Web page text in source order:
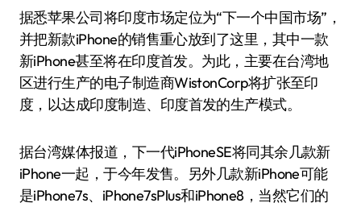
据悉苹果公司将印度市场定位为“下一个中国市场”，
并把新款iPhone的销售重心放到了这里，其中一款
新iPhone甚至将在印度首发。为此，主要在台湾地
区进行生产的电子制造商WistonCorp将扩张至印
度，以达成印度制造、印度首发的生产模式。
据台湾媒体报道，下一代iPhoneSE将同其余几款新
iPhone一起，于今年发售。另外几款新iPhone可能
是iPhone7s、iPhone7sPlus和iPhone8，当然它们的